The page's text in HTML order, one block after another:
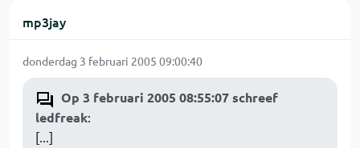
mp3jay
donderdag 3 februari 2005 09:00:40
Op 3 februari 2005 08:55:07 schreef
ledfreak:
[...]